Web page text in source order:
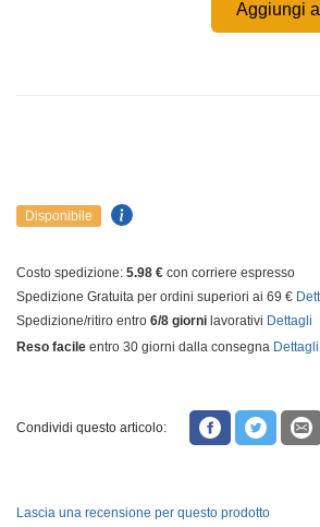
Aggiungi
Disponibile
Costo spedizione: 5.98 € con corriere espresso
Spedizione Gratuita per ordini superiori ai 69 €
Spedizione/ritiro entro 6/8 giorni lavorativi Dettagli
Reso facile entro 30 giorni dalla consegna Dettagli
Condividi questo articolo:
Lascia una recensione per questo prodotto